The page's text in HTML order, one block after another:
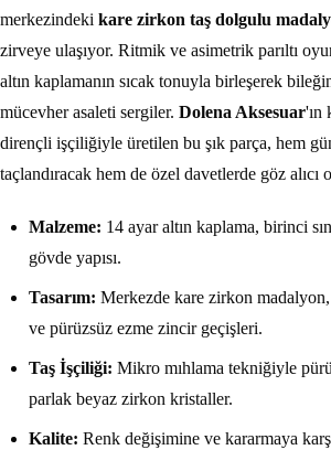
merkezindeki kare zirkon taş dolgulu
zirveye ulaşıyor. Ritmik ve asimetrik parıltı
altın kaplamanın sıcak tonuyla birleşerek
mücevher asaleti sergiler. Dolena Aksesuar'ın
dirençli işçiliğiyle üretilen bu şık parça, hem
taçlandıracak hem de özel davetlerde göz alıcı
Malzeme: 14 ayar altın kaplama, birinci
gövde yapısı.
Tasarım: Merkezde kare zirkon
ve pürüzsüz ezme zincir geçişleri.
Taş İşçiliği: Mikro mıhlama tekniğiyle
parlak beyaz zirkon kristaller.
Kalite: Renk değişimine ve kararmaya